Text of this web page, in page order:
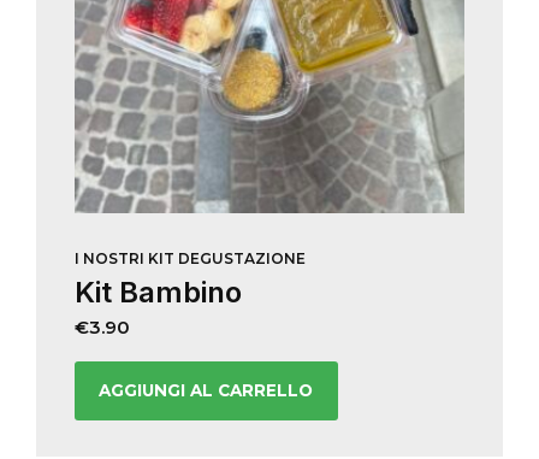
I NOSTRI KIT DEGUSTAZIONE
Kit Bambino
€3.90
AGGIUNGI AL CARRELLO